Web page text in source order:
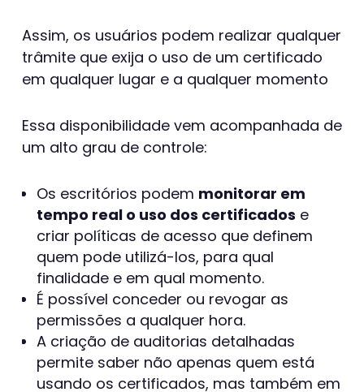
Assim, os usuários podem realizar qualquer
trâmite que exija o uso de um certificado
em qualquer lugar e a qualquer momento
Essa disponibilidade vem acompanhada de
um alto grau de controle:
Os escritórios podem monitorar em
tempo real o uso dos certificados e
criar políticas de acesso que definem
quem pode utilizá-los, para qual
finalidade e em qual momento.
É possível conceder ou revogar as
permissões a qualquer hora.
A criação de auditorias detalhadas
permite saber não apenas quem está
usando os certificados, mas também em